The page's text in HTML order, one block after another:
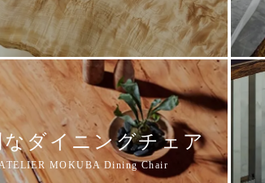
なダイニングチェア